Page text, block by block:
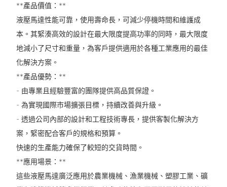
**產品價值：**
液壓馬達性能可靠，使用壽命長，可減少停機時間和維護成
本。其緊湊高效的設計在最大限度提高功率的同時，最大限度
地減小了尺寸和重量，為客戶提供適用於各種工業應用的最佳
化解決方案。
**產品優勢：**
- 由專業且經驗豐富的團隊提供高品質保證。
- 為實現國際市場擴張目標，持續改善與升級。
- 透過公司內部的設計和工程技術專長，提供客製化解決方
案，緊密配合客戶的規格和預算。
快速的生產能力確保了較短的交貨時間。
**應用場景：**
這些液壓馬達廣泛應用於農業機械、漁業機械、塑膠工業、礦